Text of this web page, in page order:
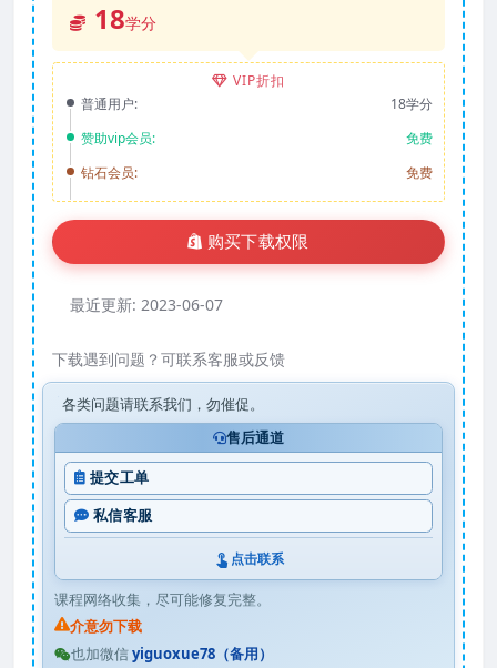
18学分
VIP折扣
普通用户:
18学分
赞助vip会员:
免费
钻石会员:
免费
购买下载权限
最近更新: 2023-06-07
下载遇到问题？可联系客服或反馈
各类问题请联系我们，勿催促。
售后通道
提交工单
私信客服
点击联系
课程网络收集，尽可能修复完整。
介意勿下载
也加微信yiguoxue78（备用）